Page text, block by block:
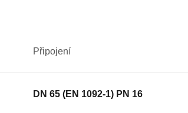
Připojení
DN 65 (EN 1092-1) PN 16